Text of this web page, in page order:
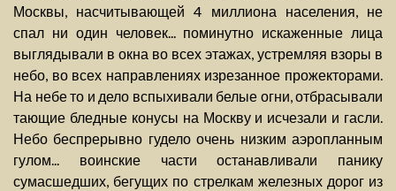
Москвы, насчитывающей 4 миллиона населения, не
спал ни один человек... поминутно искаженные лица
выглядывали в окна во всех этажах, устремляя взоры в
небо, во всех направлениях изрезанное прожекторами.
На небе то и дело вспыхивали белые огни, отбрасывали
тающие бледные конусы на Москву и исчезали и гасли.
Небо беспрерывно гудело очень низким аэропланным
гулом... воинские части останавливали панику
сумасшедших, бегущих по стрелкам железных дорог из